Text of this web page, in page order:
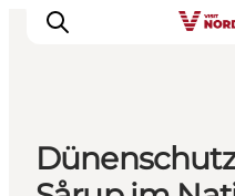
Urlaubsorte